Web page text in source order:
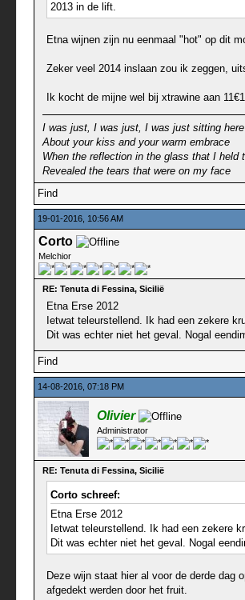
2013 in de lift.
Etna wijnen zijn nu eenmaal "hot" op dit
Zeker veel 2014 inslaan zou ik zeggen,
Ik kocht de mijne wel bij xtrawine aan
I was just, I was just, I was just sitting
About your kiss and your warm embrace
When the reflection in the glass that I held
Revealed the tears that were on my face
Find
19-01-2016, 10:56 AM
Corto
Melchior
RE: Tenuta di Fessina, Sicilië
Etna Erse 2012
Ietwat teleurstellend. Ik had een zekere
Dit was echter niet het geval. Nogal
Find
14-08-2016, 07:18 PM
Olivier
Administrator
RE: Tenuta di Fessina, Sicilië
Corto schreef:
Etna Erse 2012
Ietwat teleurstellend. Ik had een zekere
Dit was echter niet het geval. Nogal
Deze wijn staat hier al voor de derde dag
afgedekt werden door het fruit.